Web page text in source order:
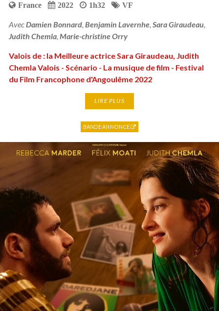
France 2022 1h32 VF
AvecDamien Bonnard, Benjamin Lavernhe, Sara Giraudeau,
Judith Chemla, Marie-christine Orry
Valois de : la Meilleure actrice Sara Giraudeau, Judith
Chemla Valois - Scénario - La musique de film - Festival
du Film Francophone d'Angoulême 2022
LIRE PLUS
BANDE ANNONCE